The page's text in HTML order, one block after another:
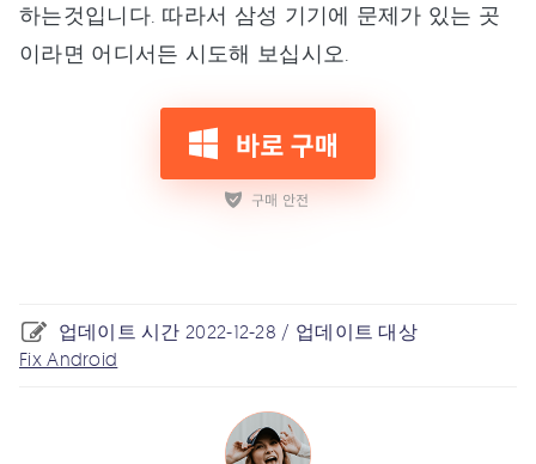
하는것입니다. 따라서 삼성 기기에 문제가 있는 곳
이라면 어디서든 시도해 보십시오.
업데이트 시간 2022-12-28 / 업데이트 대상
Fix Android